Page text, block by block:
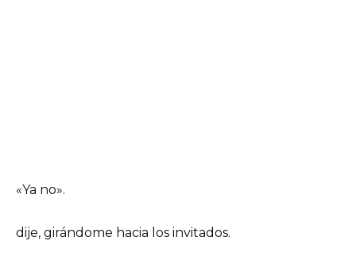
«Ya no».
dije, girándome hacia los invitados.